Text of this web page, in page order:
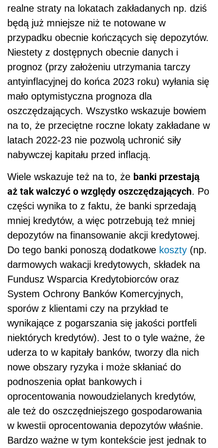
realne straty na lokatach zakładanych np. dziś
będą już mniejsze niż te notowane w
przypadku obecnie kończących się depozytów.
Niestety z dostępnych obecnie danych i
prognoz (przy założeniu utrzymania tarczy
antyinflacyjnej do końca 2023 roku) wyłania się
mało optymistyczna prognoza dla
oszczędzających. Wszystko wskazuje bowiem
na to, że przeciętne roczne lokaty zakładane w
latach 2022-23 nie pozwolą uchronić siły
nabywczej kapitału przed inflacją.
Wiele wskazuje też na to, że banki przestają
aż tak walczyć o względy oszczędzających. Po
części wynika to z faktu, że banki sprzedają
mniej kredytów, a więc potrzebują też mniej
depozytów na finansowanie akcji kredytowej.
Do tego banki ponoszą dodatkowe koszty (np.
darmowych wakacji kredytowych, składek na
Fundusz Wsparcia Kredytobiorców oraz
System Ochrony Banków Komercyjnych,
sporów z klientami czy na przykład te
wynikające z pogarszania się jakości portfeli
niektórych kredytów). Jest to o tyle ważne, że
uderza to w kapitały banków, tworzy dla nich
nowe obszary ryzyka i może skłaniać do
podnoszenia opłat bankowych i
oprocentowania nowoudzielanych kredytów,
ale też do oszczędniejszego gospodarowania
w kwestii oprocentowania depozytów właśnie.
Bardzo ważne w tym kontekście jest jednak to